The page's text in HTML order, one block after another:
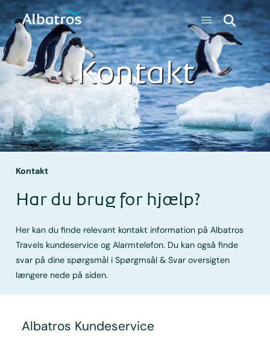
Kontakt
Kontakt
Har du brug for hjælp?
Her kan du finde relevant kontakt information på Albatros
Travels kundeservice og Alarmtelefon. Du kan også finde
svar på dine spørgsmål i Spørgmsål & Svar oversigten
længere nede på siden.
Albatros Kundeservice